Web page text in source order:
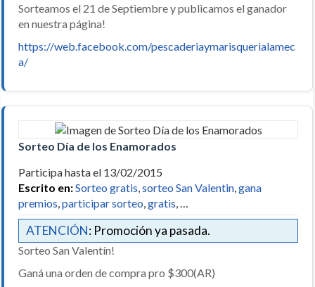
Sorteamos el 21 de Septiembre y publicamos el ganador
en nuestra página!
https://web.facebook.com/pescaderiaymarisquerialamec
a/
Sorteo Día de los Enamorados
Participa hasta el 13/02/2015
Escrito en:Sorteo gratis,sorteo San Valentin,gana
premios,participar sorteo,gratis, …
ATENCIÓN: Promoción ya pasada.
Sorteo San Valentín!
Ganá una orden de compra pro $300(AR)